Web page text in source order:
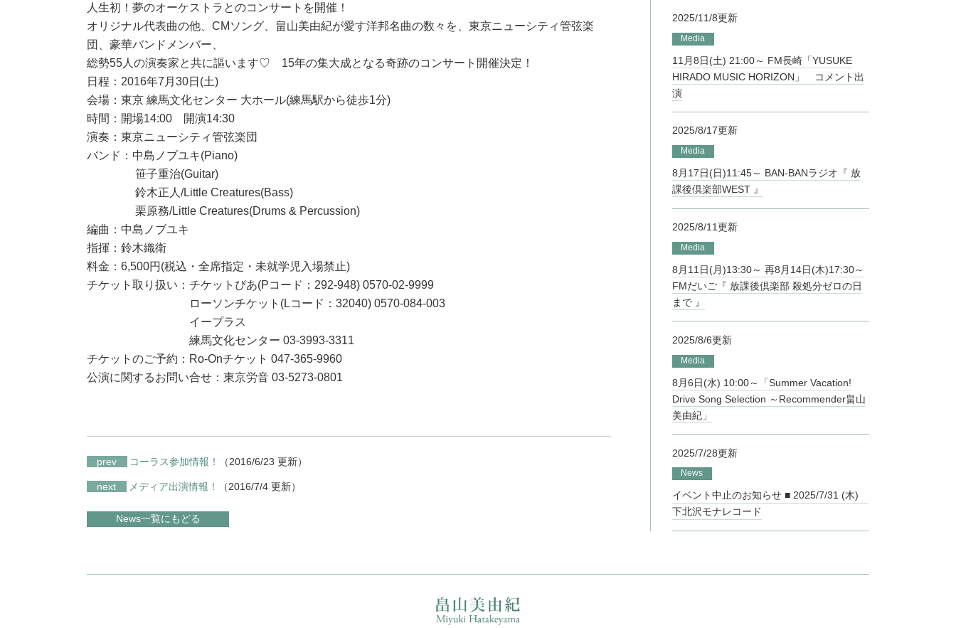
人生初！夢のオーケストラとのコンサートを開催！
オリジナル代表曲の他、CMソング、畠山美由紀が愛す洋邦名曲の数々を、東京ニューシティ管弦楽
団、豪華バンドメンバー、
総勢55人の演奏家と共に謳います♡ 15年の集大成となる奇跡のコンサート開催決定！
日程：2016年7月30日(土)
会場：東京 練馬文化センター 大ホール(練馬駅から徒歩1分)
時間：開場14:00 開演14:30
演奏：東京ニューシティ管弦楽団
バンド：中島ノブユキ(Piano)
笹子重治(Guitar)
鈴木正人/Little Creatures(Bass)
栗原務/Little Creatures(Drums & Percussion)
編曲：中島ノブユキ
指揮：鈴木織衛
料金：6,500円(税込・全席指定・未就学児入場禁止)
チケット取り扱い：チケットぴあ(Pコード：292-948) 0570-02-9999
ローソンチケット(Lコード：32040) 0570-084-003
イープラス
練馬文化センター 03-3993-3311
チケットのご予約：Ro-Onチケット 047-365-9960
公演に関するお問い合せ：東京労音 03-5273-0801
prev コーラス参加情報！ （2016/6/23 更新）
next メディア出演情報！ （2016/7/4 更新）
News一覧にもどる
2025/11/8更新
Media
11月8日(土) 21:00～ FM長崎「YUSUKE
HIRADO MUSIC HORIZON」 コメント出
演
2025/8/17更新
Media
8月17日(日)11:45～ BAN-BANラジオ『 放
課後倶楽部WEST 』
2025/8/11更新
Media
8月11日(月)13:30～ 再8月14日(木)17:30～
FMだいご『 放課後倶楽部 殺処分ゼロの日
まで 』
2025/8/6更新
Media
8月6日(水) 10:00～「Summer Vacation!
Drive Song Selection ～Recommender畠山
美由紀」
2025/7/28更新
News
イベント中止のお知らせ ■ 2025/7/31 (木)
下北沢モナレコード